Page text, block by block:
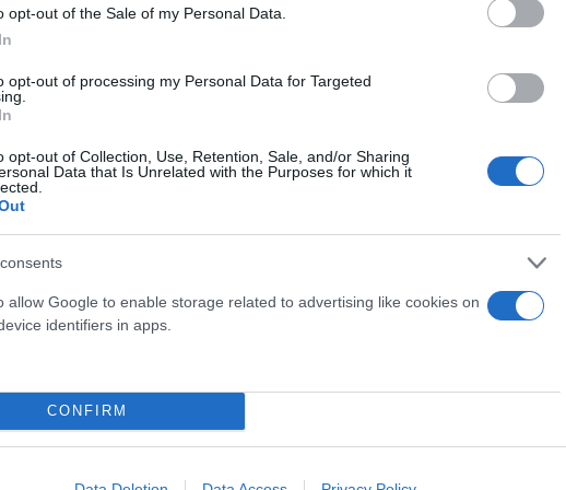
opt-out of the Sale of my Personal Data.
opt-out of processing my Personal Data for Targeted
opt-out of Collection, Use, Retention, Sale, and/or Sharing
Data that Is Unrelated with the Purposes for which it
allow Google to enable storage related to advertising like cookies on
identifiers in apps.
CONFIRM
από την Ελλάδα. Αυτή τη φορά κλειδώθηκαν με τα
τον αντιπτέραρχο της τουρκικής πολεμικής
«πρέπει να διαβάσουμε με προσοχή τη στάση των ΗΠΑ,
δεν υπάρχει περίπτωση να πούμε εμείς πήραμε τους
όποτε θέλουμε εμείς».